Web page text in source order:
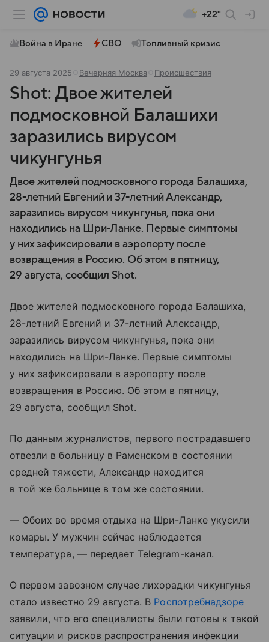
+22°
Война в Иране СВО Топливный кризис
29 августа 2025 Вечерняя Москва Происшествия
Shot: Двое жителей
подмосковной Балашихи
заразились вирусом
чикунгунья
Двое жителей подмосковного города Балашиха,
28-летний Евгений и 37-летний Александр,
заразились вирусом чикунгунья, пока они
находились на Шри-Ланке. Первые симптомы
у них зафиксировали в аэропорту после
возвращения в Россию. Об этом в пятницу,
29 августа, сообщил Shot.
Двое жителей подмосковного города Балашиха,
28-летний Евгений и 37-летний Александр,
заразились вирусом чикунгунья, пока они
находились на Шри-Ланке. Первые симптомы
у них зафиксировали в аэропорту после
возвращения в Россию. Об этом в пятницу,
29 августа, сообщил Shot.
По данным журналистов, первого пострадавшего
отвезли в больницу в Раменском в состоянии
средней тяжести, Александр находится
в той же больнице в том же состоянии.
— Обоих во время отдыха на Шри-Ланке укусили
комары. У мужчин сейчас наблюдается
температура, — передает Telegram-канал.
О первом завозном случае лихорадки чикунгунья
стало известно 29 августа. В Роспотребнадзоре
заявили, что его специалисты были готовы к такой
ситуации и рисков распространения инфекции